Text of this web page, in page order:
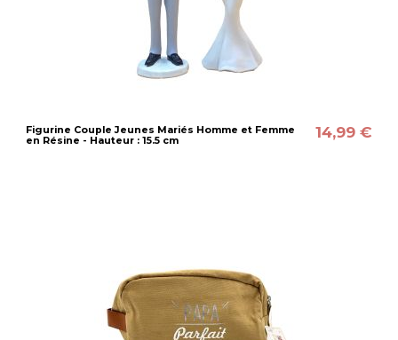
Figurine Couple Jeunes Mariés Homme et Femme
en Résine - Hauteur : 15.5 cm
14,99 €